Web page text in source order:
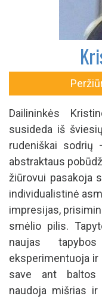
Dailininkės
susideda iš
rudeniškai sodrių
abstraktaus
žiūrovui pasakoja
individualistinė
impresijas,
smėlio pilis.
naujas
eksperimentuoja ir
save ant baltos
naudoja mišrias